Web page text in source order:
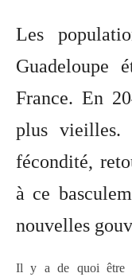
Les
Guadeloupe
France. En
plus vieilles.
fécondité,
à ce
nouvelles
Il y a de quoi être